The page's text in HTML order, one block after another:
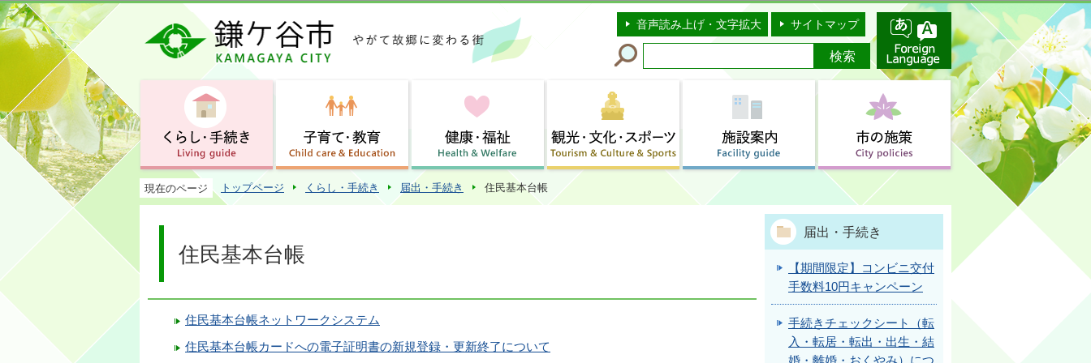
このページの本文へ移動
音声読み上げ・文字拡大 サイトマップ
現在のページ トップページ くらし・手続き 届出・手続き 住民基本台帳
住民基本台帳
住民基本台帳ネットワークシステム
住民基本台帳カードへの電子証明書の新規登録・更新終了について
届出・手続き
【期間限定】コンビニ交付
手数料10円キャンペーン
手続きチェックシート（転
入・転居・転出・出生・結